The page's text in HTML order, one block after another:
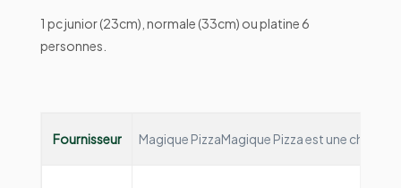
1 pc junior (23cm), normale (33cm) ou platine 6
personnes.
Fournisseur Magique PizzaMagique Pizza est une chaine